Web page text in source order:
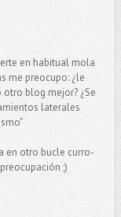
en habitual mola
me preocupo: ¿le
otro blog mejor? ¿Se
laterales
en otro bucle curro-
;)